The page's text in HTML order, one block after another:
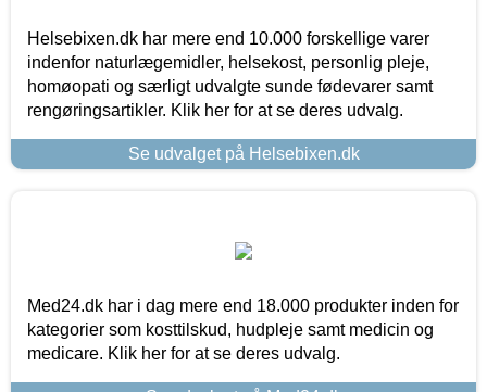
Helsebixen.dk har mere end 10.000 forskellige varer
indenfor naturlægemidler, helsekost, personlig pleje,
homøopati og særligt udvalgte sunde fødevarer samt
rengøringsartikler. Klik her for at se deres udvalg.
Se udvalget på Helsebixen.dk
Med24.dk har i dag mere end 18.000 produkter inden for
kategorier som kosttilskud, hudpleje samt medicin og
medicare. Klik her for at se deres udvalg.